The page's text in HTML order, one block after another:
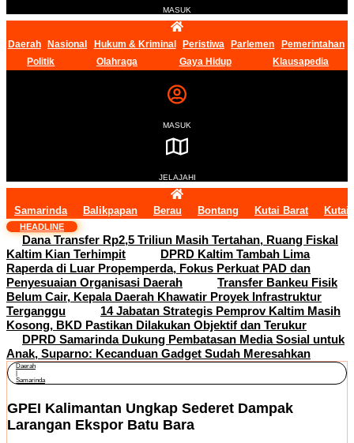
MASUK
Daerah Nasional Hukum & Kriminal Peristiwa Parlemen
Pemerintahan
Politik
Olahraga Gaya Hidup Klausapedia
MASUK
JELAJAHI
Samarinda Balikpapan Berau Bontang Kutai Barat Kutai
HEADLINE
Dana Transfer Rp2,5 Triliun Masih Tertahan, Ruang Fiskal
Kaltim Kian Terhimpit
DPRD Kaltim Tambah Lima
Raperda di Luar Propemperda, Fokus Perkuat PAD dan
Penyesuaian Organisasi Daerah
Transfer Bankeu Fisik
Belum Cair, Kepala Daerah Khawatir Proyek Infrastruktur
Terganggu
14 Jabatan Strategis Pemprov Kaltim Masih
Kosong, BKD Pastikan Dilakukan Objektif dan Terukur
DPRD Samarinda Dukung Pembatasan Media Sosial untuk
Anak, Suparno: Kecanduan Gadget Sudah Meresahkan
Daerah
Samarinda
GPEI Kalimantan Ungkap Sederet Dampak
Larangan Ekspor Batu Bara